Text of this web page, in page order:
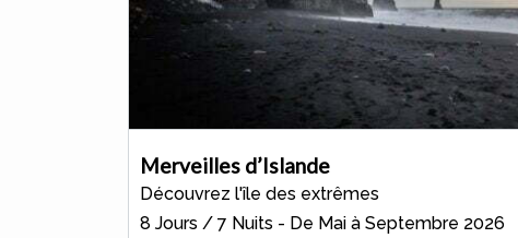
Merveilles d’Islande
Découvrez l'île des extrêmes
8 Jours / 7 Nuits - De Mai à Septembre 2026